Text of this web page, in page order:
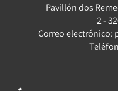
Pavillón dos
2 -
Correo electrónico: